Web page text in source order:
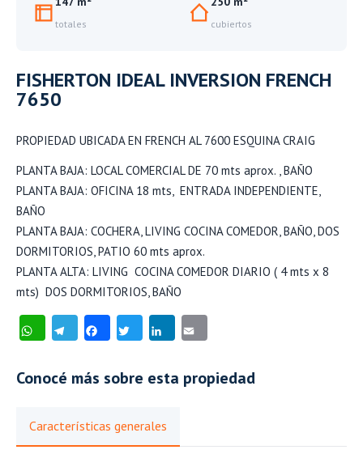
totales cubiertos
FISHERTON IDEAL INVERSION FRENCH
7650
PROPIEDAD UBICADA EN FRENCH AL 7600 ESQUINA CRAIG
PLANTA BAJA: LOCAL COMERCIAL DE 70 mts aprox. , BAÑO
PLANTA BAJA: OFICINA 18 mts, ENTRADA INDEPENDIENTE,
BAÑO
PLANTA BAJA: COCHERA, LIVING COCINA COMEDOR, BAÑO, DOS
DORMITORIOS, PATIO 60 mts aprox.
PLANTA ALTA: LIVING COCINA COMEDOR DIARIO ( 4 mts x 8
mts) DOS DORMITORIOS, BAÑO
WhatsApp
Telegram
Facebook
TwitterLinkedIn
Conocé más sobre esta propiedad
Características generales